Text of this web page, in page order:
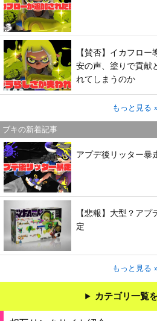
【賛否】イカフロ
安の声、塗りで貢献
れてしまうのか
もっと見る
ブキの新着記事
アプデ後リッター暴
【悲報】大型？ア
定
もっと見る
カテゴリ一覧